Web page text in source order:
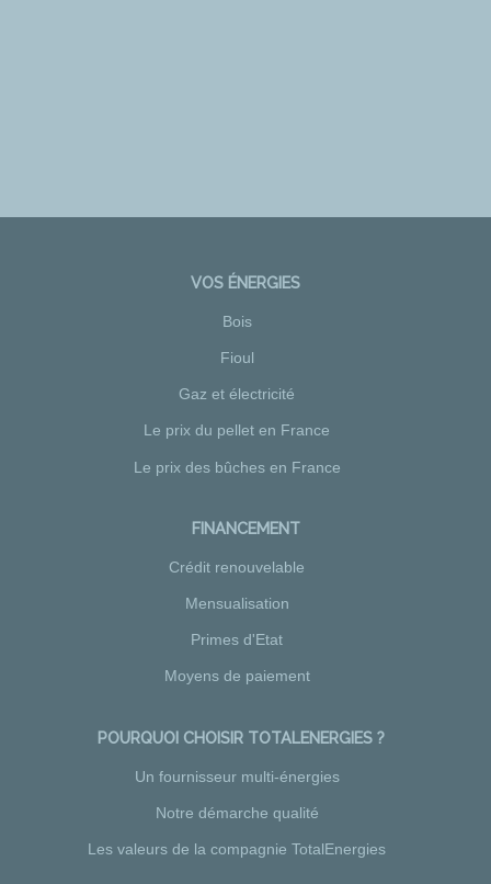
VOS ÉNERGIES
Bois
Fioul
Gaz et électricité
Le prix du pellet en France
Le prix des bûches en France
FINANCEMENT
Crédit renouvelable
Mensualisation
Primes d'Etat
Moyens de paiement
POURQUOI CHOISIR TOTALENERGIES ?
Un fournisseur multi-énergies
Notre démarche qualité
Les valeurs de la compagnie TotalEnergies